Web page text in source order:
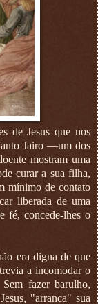
de Jesus que nos
Jairo —um dos
mostram uma
curar a sua filha,
mínimo de contato
liberada de uma
fé, concede-lhes o
era digna de que
a incomodar o
fazer barulho,
"arranca" sua